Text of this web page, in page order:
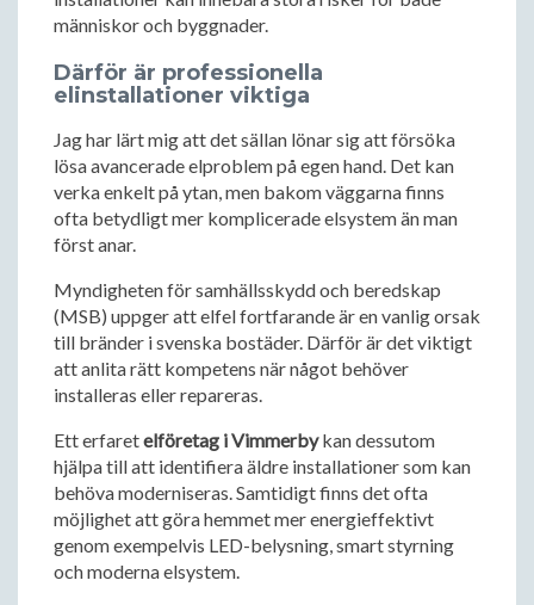
människor och byggnader.
Därför är professionella
elinstallationer viktiga
Jag har lärt mig att det sällan lönar sig att försöka
lösa avancerade elproblem på egen hand. Det kan
verka enkelt på ytan, men bakom väggarna finns
ofta betydligt mer komplicerade elsystem än man
först anar.
Myndigheten för samhällsskydd och beredskap
(MSB) uppger att elfel fortfarande är en vanlig orsak
till bränder i svenska bostäder. Därför är det viktigt
att anlita rätt kompetens när något behöver
installeras eller repareras.
Ett erfaretelföretag i Vimmerbykan dessutom
hjälpa till att identifiera äldre installationer som kan
behöva moderniseras. Samtidigt finns det ofta
möjlighet att göra hemmet mer energieffektivt
genom exempelvis LED-belysning, smart styrning
och moderna elsystem.